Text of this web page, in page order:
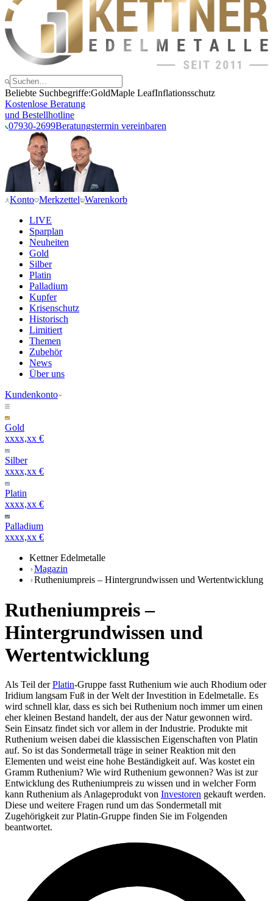
Beliebte Suchbegriffe:GoldMaple LeafInflationsschutz
Kostenlose Beratung
und Bestellhotline
07930-2699Beratungstermin vereinbaren
Konto Merkzettel Warenkorb
LIVE
Sparplan
Neuheiten
Gold
Silber
Platin
Palladium
Kupfer
Krisenschutz
Historisch
Limitiert
Themen
Zubehör
News
Über uns
Kundenkonto
Gold
xxxx,xx €
Silber
xxxx,xx €
Platin
xxxx,xx €
Palladium
xxxx,xx €
Kettner Edelmetalle
Magazin
Rutheniumpreis – Hintergrundwissen und Wertentwicklung
Rutheniumpreis –
Hintergrundwissen und
Wertentwicklung
Als Teil derPlatin-Gruppe fasst Ruthenium wie auch Rhodium oder
Iridium langsam Fuß in der Welt der Investition in Edelmetalle. Es
wird schnell klar, dass es sich bei Ruthenium noch immer um einen
eher kleinen Bestand handelt, der aus der Natur gewonnen wird.
Sein Einsatz findet sich vor allem in der Industrie. Produkte mit
Ruthenium weisen dabei die klassischen Eigenschaften von Platin
auf. So ist das Sondermetall träge in seiner Reaktion mit den
Elementen und weist eine hohe Beständigkeit auf. Was kostet ein
Gramm Ruthenium? Wie wird Ruthenium gewonnen? Was ist zur
Entwicklung des Rutheniumpreis zu wissen und in welcher Form
kann Ruthenium als Anlageprodukt von Investoren gekauft werden.
Diese und weitere Fragen rund um das Sondermetall mit
Zugehörigkeit zur Platin-Gruppe finden Sie im Folgenden
beantwortet.